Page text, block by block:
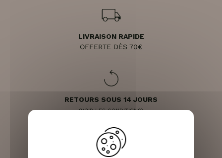
LIVRAISON RAPIDE
OFFERTE DÈS 70€
RETOURS SOUS 14 JOURS
(VOIR LES CONDITIONS)